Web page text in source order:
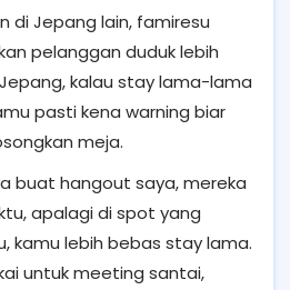
di Jepang lain, famiresu
pelanggan duduk lebih
kalau stay lama-lama
pasti kena warning biar
meja.
buat hangout saya, mereka
apalagi di spot yang
kamu lebih bebas stay lama.
untuk meeting santai,